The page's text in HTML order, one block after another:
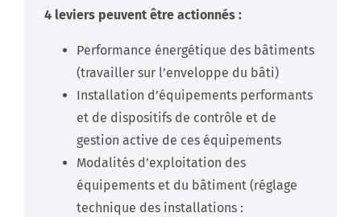
4 leviers peuvent être actionnés :
Performance énergétique des bâtiments
(travailler sur l’enveloppe du bâti)​
Installation d’équipements performants
et de dispositifs de contrôle et de
gestion active de ces équipements​
Modalités d’exploitation des
équipements et du bâtiment​ (réglage
technique des installations :